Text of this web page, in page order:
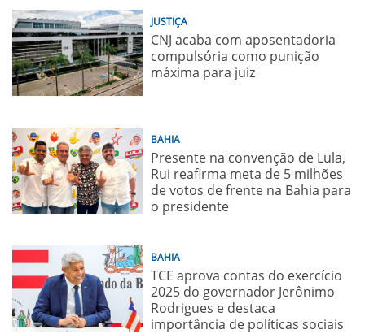
JUSTIÇA
CNJ acaba com aposentadoria
compulsória como punição
máxima para juiz
BAHIA
Presente na convenção de Lula,
Rui reafirma meta de 5 milhões
de votos de frente na Bahia para
o presidente
BAHIA
TCE aprova contas do exercício
2025 do governador Jerônimo
Rodrigues e destaca
importância de políticas sociais